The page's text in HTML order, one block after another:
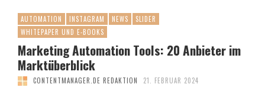
AUTOMATION INSTAGRAM NEWS
SLIDER
WHITEPAPER UND E-BOOKS
Marketing Automation Tools: 20 Anbieter im
Marktüberblick
CONTENTMANAGER.DE REDAKTION 21. FEBRUAR 2024